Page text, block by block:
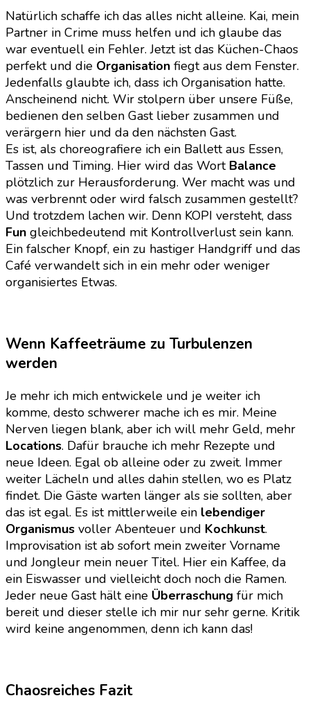
Natürlich schaffe ich das alles nicht alleine. Kai, mein
Partner in Crime muss helfen und ich glaube das
war eventuell ein Fehler. Jetzt ist das Küchen-Chaos
perfekt und die Organisation fiegt aus dem Fenster.
Jedenfalls glaubte ich, dass ich Organisation hatte.
Anscheinend nicht. Wir stolpern über unsere Füße,
bedienen den selben Gast lieber zusammen und
verärgern hier und da den nächsten Gast.
Es ist, als choreografiere ich ein Ballett aus Essen,
Tassen und Timing. Hier wird das Wort Balance
plötzlich zur Herausforderung. Wer macht was und
was verbrennt oder wird falsch zusammen gestellt?
Und trotzdem lachen wir. Denn KOPI versteht, dass
Fun gleichbedeutend mit Kontrollverlust sein kann.
Ein falscher Knopf, ein zu hastiger Handgriff und das
Café verwandelt sich in ein mehr oder weniger
organisiertes Etwas.
Wenn Kaffeeträume zu Turbulenzen
werden
Je mehr ich mich entwickele und je weiter ich
komme, desto schwerer mache ich es mir. Meine
Nerven liegen blank, aber ich will mehr Geld, mehr
Locations. Dafür brauche ich mehr Rezepte und
neue Ideen. Egal ob alleine oder zu zweit. Immer
weiter Lächeln und alles dahin stellen, wo es Platz
findet. Die Gäste warten länger als sie sollten, aber
das ist egal. Es ist mittlerweile ein lebendiger
Organismus voller Abenteuer und Kochkunst.
Improvisation ist ab sofort mein zweiter Vorname
und Jongleur mein neuer Titel. Hier ein Kaffee, da
ein Eiswasser und vielleicht doch noch die Ramen.
Jeder neue Gast hält eine Überraschung für mich
bereit und dieser stelle ich mir nur sehr gerne. Kritik
wird keine angenommen, denn ich kann das!
Chaosreiches Fazit